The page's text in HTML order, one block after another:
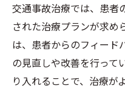
交通事故治療では、患者
された治療プランが求め
は、患者からのフィード
の見直しや改善を行って
り入れることで、治療が